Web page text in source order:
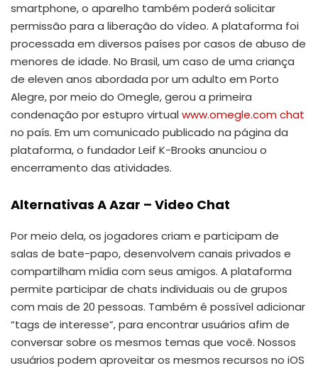
smartphone, o aparelho também poderá solicitar
permissão para a liberação do vídeo. A plataforma foi
processada em diversos países por casos de abuso de
menores de idade. No Brasil, um caso de uma criança
de eleven anos abordada por um adulto em Porto
Alegre, por meio do Omegle, gerou a primeira
condenação por estupro virtual www.omegle.com chat
no país. Em um comunicado publicado na página da
plataforma, o fundador Leif K-Brooks anunciou o
encerramento das atividades.
Alternativas A Azar – Video Chat
Por meio dela, os jogadores criam e participam de
salas de bate-papo, desenvolvem canais privados e
compartilham mídia com seus amigos. A plataforma
permite participar de chats individuais ou de grupos
com mais de 20 pessoas. Também é possível adicionar
“tags de interesse”, para encontrar usuários afim de
conversar sobre os mesmos temas que você. Nossos
usuários podem aproveitar os mesmos recursos no iOS